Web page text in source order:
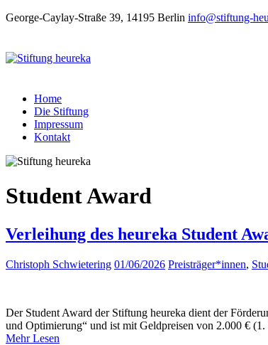
George-Caylay-Straße 39, 14195 Berlin info@stiftung-
Home
Die Stiftung
Impressum
Kontakt
Student Award
Verleihung des heureka Student
Christoph Schwietering 01/06/2026 Preisträger*innen,
Der Student Award der Stiftung heureka dient der
und Optimierung“ und ist mit Geldpreisen von 2.000 €
Mehr Lesen